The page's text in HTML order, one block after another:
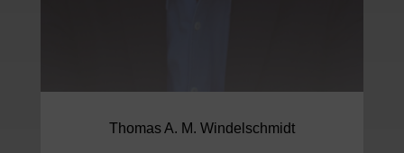
Thomas A. M. Windelschmidt